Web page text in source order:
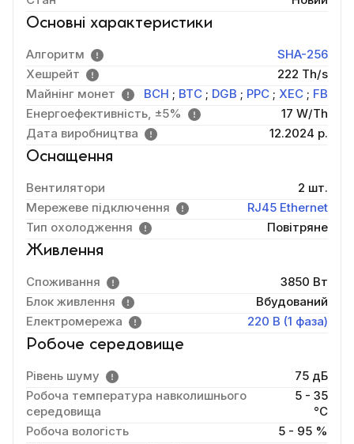
Основні характеристики
Алгоритм
SHA-256
Хешрейт
222 Th/s
Майнінг монет
BCH ; BTC ; DGB ; PPC ; XEC ; FB
Енергоефективність, ±5%
17 W/Th
Дата виробництва
12.2024 р.
Оснащення
Вентилятори
2 шт.
Мережеве підключення
RJ45 Ethernet
Тип охолодження
Повітряне
Живлення
Споживання
3850 Вт
Блок живлення
Вбудований
Електромережа
220 В (1 фаза)
Робоче середовище
Рівень шуму
75 дБ
Робоча температура навколишнього
середовища
5 - 35
°C
Робоча вологість
5 - 95 %